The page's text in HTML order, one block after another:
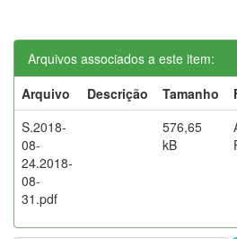
Arquivos associados a este item:
Arquivo
Descrição Tamanho
S.2018-
08-
24.2018-
08-
31.pdf
576,65
kB